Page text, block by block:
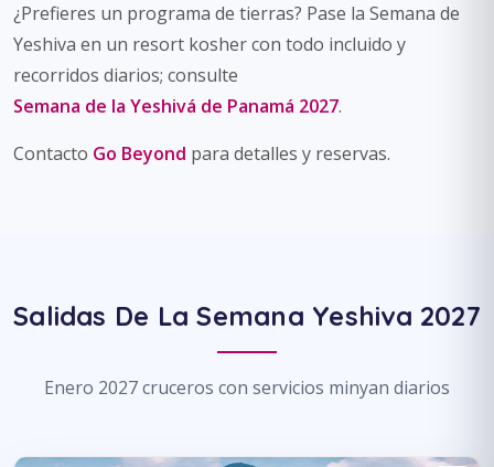
¿Prefieres un programa de tierras? Pase la Semana de
Yeshiva en un resort kosher con todo incluido y
recorridos diarios; consulte
Semana de la Yeshivá de Panamá 2027.
Contacto Go Beyond para detalles y reservas.
Salidas De La Semana Yeshiva 2027
Enero 2027 cruceros con servicios minyan diarios